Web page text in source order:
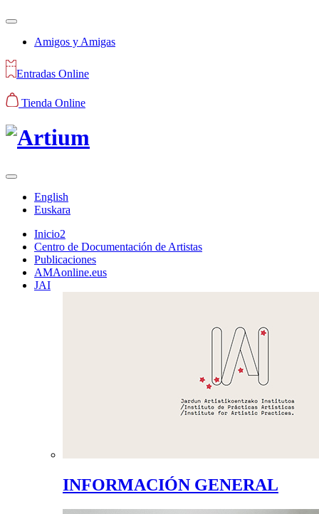
Amigos y Amigas
Entradas Online
Tienda Online
English
Euskara
Inicio2
Centro de Documentación de Artistas
Publicaciones
AMAonline.eus
JAI
INFORMACIÓN GENERAL